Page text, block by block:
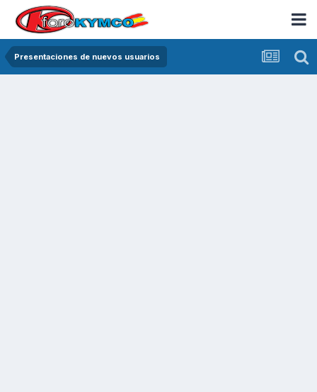
Presentaciones de nuevos usuarios